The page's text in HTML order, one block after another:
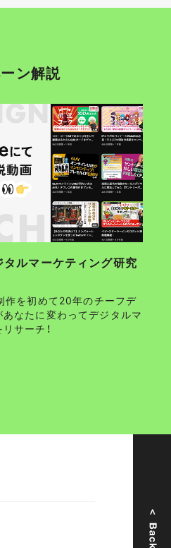
ン解説
タルマーケティング研究
作を初めて20年のチーフデ
なたに変わってデジタルマ
サーチ！